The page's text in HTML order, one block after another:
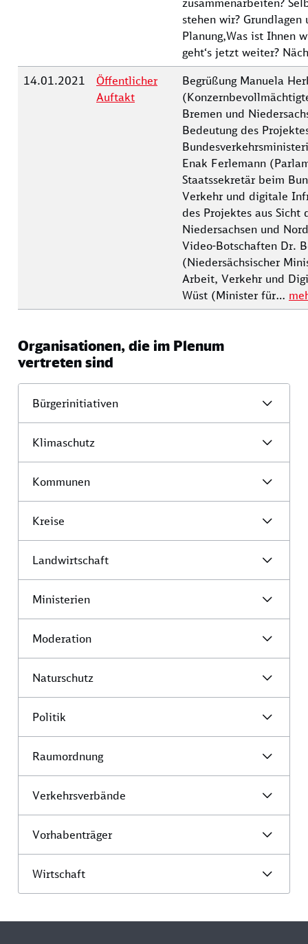
zusammenarbeiten?
stehen wir? Grundlagen
Planung,Was ist Ihnen
geht‘s jetzt weiter?
14.01.2021
Öffentlicher
Auftakt
Begrüßung Manuela
Bremen und
Bedeutung des
Enak Ferlemann
Staatssekretär beim
Verkehr und digitale
des Projektes aus Sicht
Niedersachsen und
Video-Botschaften Dr.
(Niedersächsischer
Arbeit, Verkehr und
Wüst (Minister für…
Organisationen, die im Plenum
vertreten sind
Bürgerinitiativen
Klimaschutz
Kommunen
Kreise
Landwirtschaft
Ministerien
Moderation
Naturschutz
Politik
Raumordnung
Verkehrsverbände
Vorhabenträger
Wirtschaft